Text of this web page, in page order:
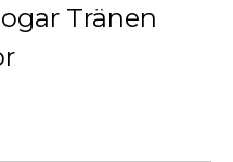
Tränen